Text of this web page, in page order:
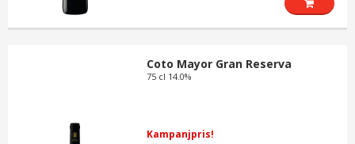
Coto Mayor Gran Reserva
75 cl 14.0%
Kampanjpris!